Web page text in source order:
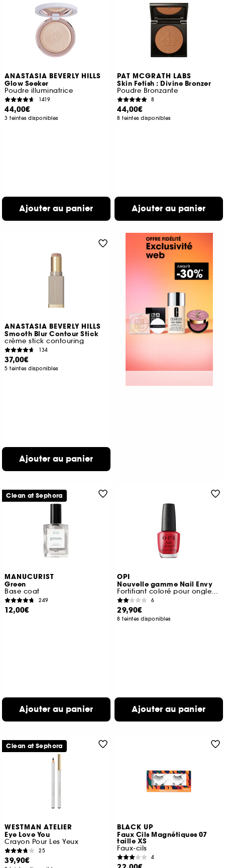
ANASTASIA BEVERLY HILLS
Glow Seeker
Poudre illuminatrice
1419
44,00€
3 teintes disponibles
Ajouter au panier
PAT MCGRATH LABS
Skin Fetish : Divine Bronzer
Poudre Bronzante
8
44,00€
8 teintes disponibles
Ajouter au panier
ANASTASIA BEVERLY HILLS
Smooth Blur Contour Stick
crème stick contouring
134
37,00€
5 teintes disponibles
Ajouter au panier
MANUCURIST
Green
Base coat
249
12,00€
Ajouter au panier
Clean at Sephora
OPI
Nouvelle gamme Nail Envy
Fortifiant coloré pour ongles naturels
6
29,90€
8 teintes disponibles
Ajouter au panier
WESTMAN ATELIER
Eye Love You
Crayon Pour Les Yeux
25
39,90€
Clean at Sephora
BLACK UP
Faux Cils Magnétiques 07
taille XS
Faux-cils
4